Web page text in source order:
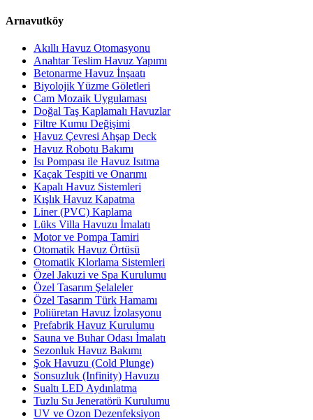
Arnavutköy
Akıllı Havuz Otomasyonu
Anahtar Teslim Havuz Yapımı
Betonarme Havuz İnşaatı
Biyolojik Yüzme Göletleri
Cam Mozaik Uygulaması
Doğal Taş Kaplamalı Havuzlar
Filtre Kumu Değişimi
Havuz Çevresi Ahşap Deck
Havuz Robotu Bakımı
Isı Pompası ile Havuz Isıtma
Kaçak Tespiti ve Onarımı
Kapalı Havuz Sistemleri
Kışlık Havuz Kapatma
Liner (PVC) Kaplama
Lüks Villa Havuzu İmalatı
Motor ve Pompa Tamiri
Otomatik Havuz Örtüsü
Otomatik Klorlama Sistemleri
Özel Jakuzi ve Spa Kurulumu
Özel Tasarım Şelaleler
Özel Tasarım Türk Hamamı
Poliüretan Havuz İzolasyonu
Prefabrik Havuz Kurulumu
Sauna ve Buhar Odası İmalatı
Sezonluk Havuz Bakımı
Şok Havuzu (Cold Plunge)
Sonsuzluk (Infinity) Havuzu
Sualtı LED Aydınlatma
Tuzlu Su Jeneratörü Kurulumu
UV ve Ozon Dezenfeksiyon